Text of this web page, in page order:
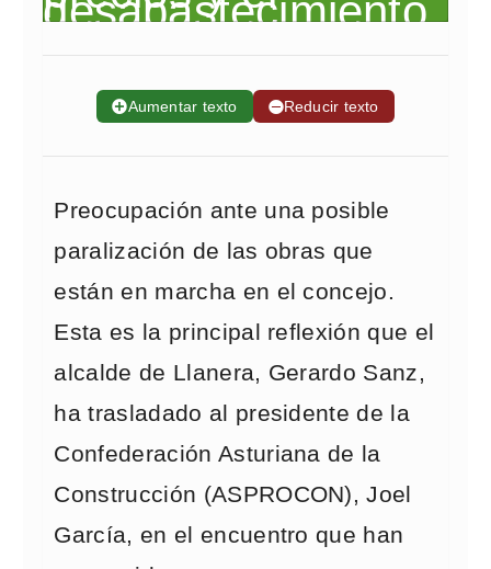
➕Aumentar texto ➖Reducir texto
Preocupación ante una posible
paralización de las obras que
están en marcha en el concejo.
Esta es la principal reflexión que el
alcalde de Llanera, Gerardo Sanz,
ha trasladado al presidente de la
Confederación Asturiana de la
Construcción (ASPROCON), Joel
García, en el encuentro que han